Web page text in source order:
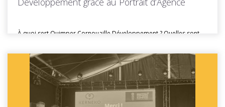
À quoi sert Quimper Cornouaille Développement ? Quelles sont
Toutes les actus de cette rubrique LIRE LA SUITE